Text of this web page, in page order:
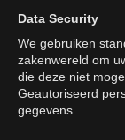
Data Security
We gebruiken
zakenwereld om
die deze niet
Geautoriseerd
gegevens.